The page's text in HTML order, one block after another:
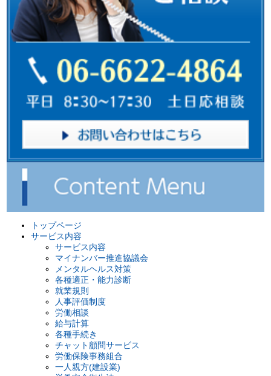
トップページ
サービス内容
サービス内容
マイナンバー推進協議会
メンタルヘルス対策
各種適正・能力診断
就業規則
人事評価制度
労働相談
給与計算
各種手続き
チャット顧問サービス
労働保険事務組合
一人親方(建設業)